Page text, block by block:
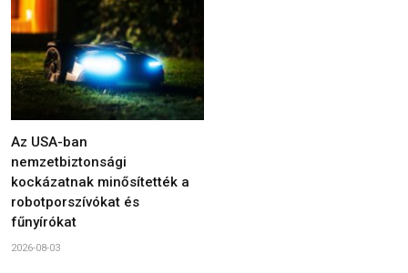
Az USA-ban
nemzetbiztonsági
kockázatnak minősítették a
robotporszívókat és
fűnyírókat
2026-08-03